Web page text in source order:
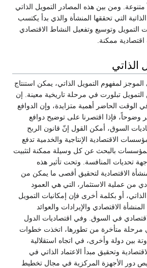
ومن بين هذه المصادر التمويل الذاتي
التي تحققها المنشأة والذي بدأ يكتسب
وتوسيع وتفعيل النشاط الاقتصادي
ممكنة.
لمفهوم التمويل الذاتي، يمكن استنتاج
تبلورت في مرحلة تاريخية معينة. إن
الحاضر أهمية متزايدة، وإن الدوافع
فإذا اقتصرنا على توضيح دوافع
السوق، أمكن القول إنّ قانون الربح
الاقتصادية الإنتاجية والخدمية تدفع
بالبحث عن كل وسيلة ممكنة لتثبيت
المنافسة. وتحت تأثير هذه
الاقتصادية لتحقيق أقصى ما يمكن من
من عملية الاستثمار، التي هي العمود
أو بكلمة أخرى فإن إمكانيات التمويل
الاقتصادي والإيرادات والعوائد
في السوق. وفي اقتصاديات الدول
مرحلة متأخرة من تطورها، اتخذت خطوات
دولة وأخرى، في اتجاه استقلالية
وتحقيق مبدأ الاعتماد الذاتي في
دور الأجهزة المركزية في مجال تخطيط